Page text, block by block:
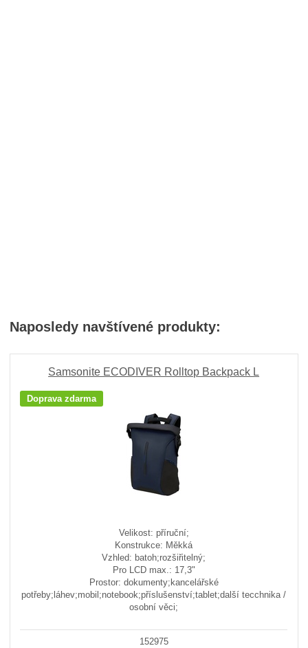
Naposledy navštívené produkty:
Samsonite ECODIVER Rolltop Backpack L
Doprava zdarma
Velikost: příruční;
Konstrukce: Měkká
Vzhled: batoh;rozšiřitelný;
Pro LCD max.: 17,3"
Prostor: dokumenty;kancelářské
potřeby;láhev;mobil;notebook;příslušenství;tablet;další tecchnika /
osobní věci;
152975